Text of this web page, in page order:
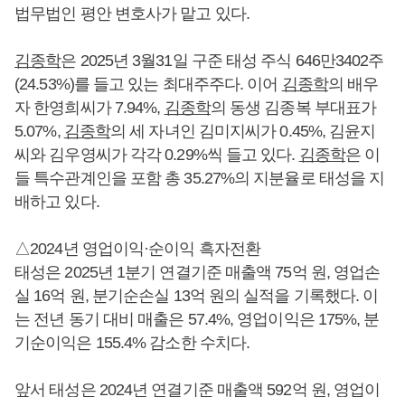
법무법인 평안 변호사가 맡고 있다.
김종학은 2025년 3월31일 구준 태성 주식 646만3402주
(24.53%)를 들고 있는 최대주주다. 이어 김종학의 배우
자 한영희씨가 7.94%, 김종학의 동생 김종복 부대표가
5.07%, 김종학의 세 자녀인 김미지씨가 0.45%, 김윤지
씨와 김우영씨가 각각 0.29%씩 들고 있다. 김종학은 이
들 특수관계인을 포함 총 35.27%의 지분율로 태성을 지
배하고 있다.
△2024년 영업이익·순이익 흑자전환
태성은 2025년 1분기 연결기준 매출액 75억 원, 영업손
실 16억 원, 분기순손실 13억 원의 실적을 기록했다. 이
는 전년 동기 대비 매출은 57.4%, 영업이익은 175%, 분
기순이익은 155.4% 감소한 수치다.
앞서 태성은 2024년 연결기준 매출액 592억 원, 영업이